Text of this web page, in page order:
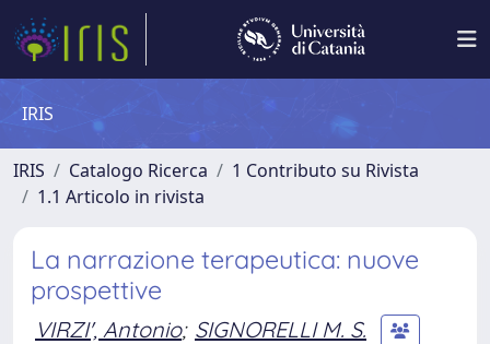
IRIS
IRIS Catalogo Ricerca
1 Contributo su Rivista
1.1 Articolo in rivista
La narrazione terapeutica: nuove
prospettive
VIRZI', Antonio; SIGNORELLI M. S.